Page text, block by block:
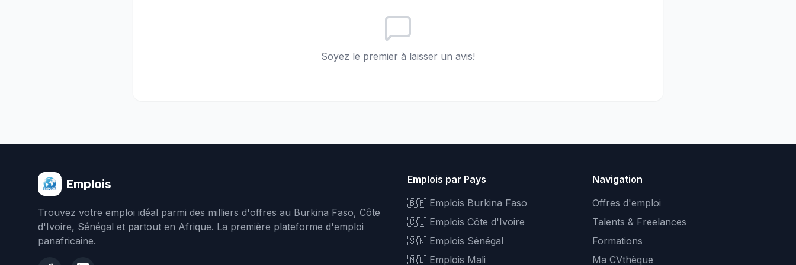
Soyez le premier à laisser un avis!
Emplois
Trouvez votre emploi idéal parmi des milliers d'offres au Burkina Faso, Côte
d'Ivoire, Sénégal et partout en Afrique. La première plateforme d'emploi
panafricaine.
Emplois par Pays
🇧🇫 Emplois Burkina Faso
🇨🇮 Emplois Côte d'Ivoire
🇸🇳 Emplois Sénégal
🇲🇱 Emplois Mali
Navigation
Offres d'emploi
Talents & Freelances
Formations
Ma CVthèque